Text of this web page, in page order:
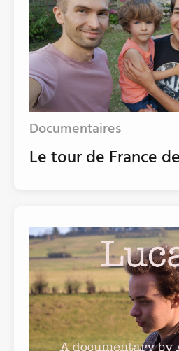
Documentaires
Le tour de France